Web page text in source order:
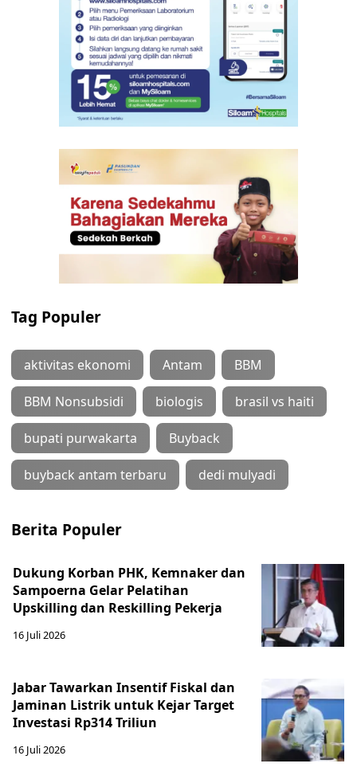
Tag Populer
aktivitas ekonomi Antam BBM
BBM Nonsubsidi biologis brasil vs haiti
bupati purwakarta Buyback
buyback antam terbaru dedi mulyadi
Berita Populer
Dukung Korban PHK, Kemnaker dan
Sampoerna Gelar Pelatihan
Upskilling dan Reskilling Pekerja
16 Juli 2026
Jabar Tawarkan Insentif Fiskal dan
Jaminan Listrik untuk Kejar Target
Investasi Rp314 Triliun
16 Juli 2026